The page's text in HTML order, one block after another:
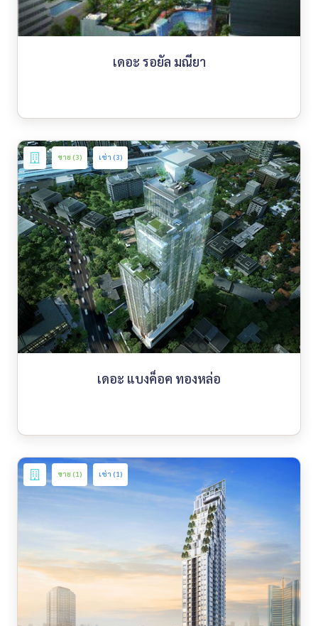
เดอะ รอยัล มณียา
ขาย (3) เช่า (3)
เดอะ แบงค็อค ทองหล่อ
ขาย (1) เช่า (1)